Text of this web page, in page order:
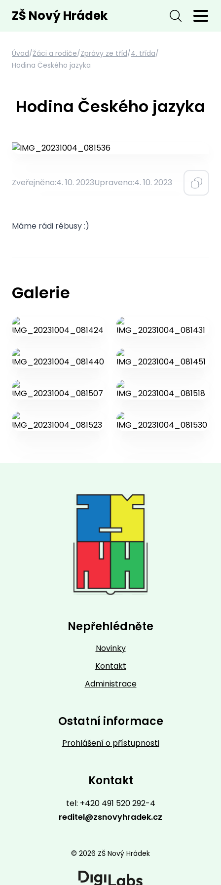
ZŠ Nový Hrádek
Úvod/Žáci a rodiče/Zprávy ze tříd/4. třída/
Hodina Českého jazyka
Hodina Českého jazyka
Zveřejněno:4. 10. 2023Upraveno:4. 10. 2023
Máme rádi rébusy :)
Galerie
Nepřehlédněte
Novinky
Kontakt
Administrace
Ostatní informace
Prohlášení o přístupnosti
Kontakt
tel: +420 491 520 292-4
reditel@zsnovyhradek.cz
© 2026 ZŠ Nový Hrádek